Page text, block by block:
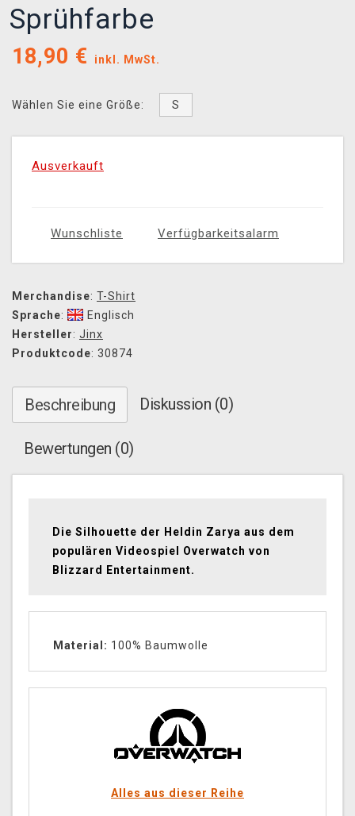
Sprühfarbe
18,90 € inkl. MwSt.
Wählen Sie eine Größe: S
Ausverkauft
Wunschliste Verfügbarkeitsalarm
Merchandise: T-Shirt
Sprache:
Englisch
Hersteller: Jinx
Produktcode: 30874
Beschreibung Diskussion (0)
Bewertungen (0)
Die Silhouette der Heldin Zarya aus dem
populären Videospiel Overwatch von
Blizzard Entertainment.
Material: 100% Baumwolle
Alles aus dieser Reihe